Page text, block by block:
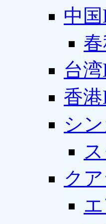
中
台
香
シ
ク